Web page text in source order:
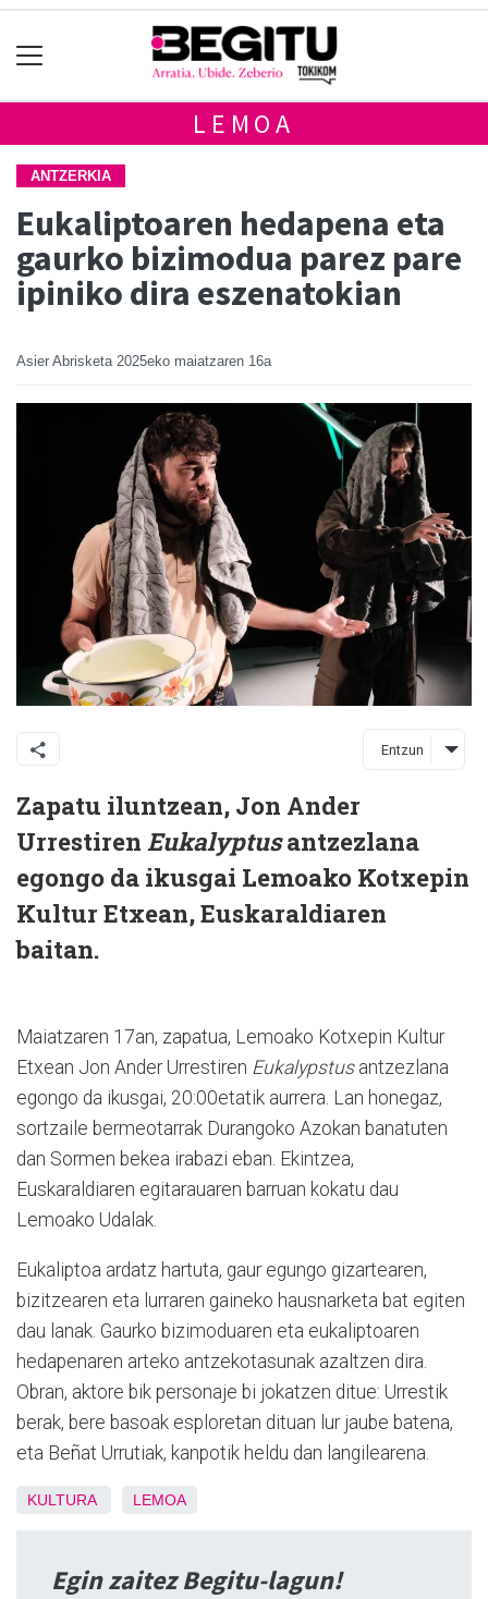
LEMOA
ANTZERKIA
Eukaliptoaren hedapena eta
gaurko bizimodua parez pare
ipiniko dira eszenatokian
Asier Abrisketa 2025eko maiatzaren 16a
Entzun
Zapatu iluntzean, Jon Ander
Urrestiren Eukalyptusantzezlana
egongo da ikusgai Lemoako Kotxepin
Kultur Etxean, Euskaraldiaren
baitan.
Maiatzaren 17an, zapatua, Lemoako Kotxepin Kultur
Etxean Jon Ander Urrestiren Eukalypstusantzezlana
egongo da ikusgai, 20:00etatik aurrera. Lan honegaz,
sortzaile bermeotarrak Durangoko Azokan banatuten
dan Sormen bekea irabazi eban. Ekintzea,
Euskaraldiaren egitarauaren barruan kokatu dau
Lemoako Udalak.
Eukaliptoa ardatz hartuta, gaur egungo gizartearen,
bizitzearen eta lurraren gaineko hausnarketa bat egiten
dau lanak. Gaurko bizimoduaren eta eukaliptoaren
hedapenaren arteko antzekotasunak azaltzen dira.
Obran, aktore bik personaje bi jokatzen ditue: Urrestik
berak, bere basoak esploretan dituan lur jaube batena,
eta Beñat Urrutiak, kanpotik heldu dan langilearena.
KULTURA LEMOA
Egin zaitez Begitu-lagun!